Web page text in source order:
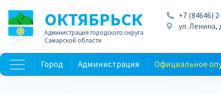
ОКТЯБРЬСК
Администрация городского округа
Самарской области
+7 (84646)
ул. Ленина,
Город Администрация Официальное